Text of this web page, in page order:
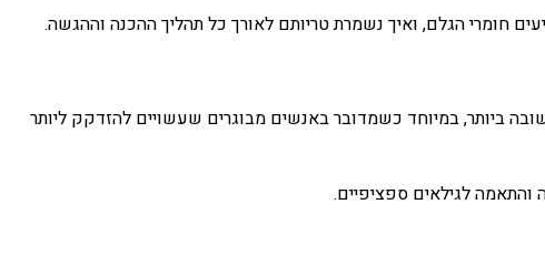
חומרי הגלם, ואיך נשמרת טריותם לאורך כל תהליך ההכנה וההגשה.
ביותר, במיוחד כשמדובר באנשים מבוגרים שעשויים להזדקק ליותר
והתאמה לגילאים ספציפיים.